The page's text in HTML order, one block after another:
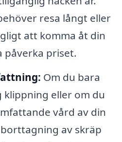
resa långt eller
att komma åt din
påverka priset.
Om du bara
klippning eller om du
vård av din
av skräp